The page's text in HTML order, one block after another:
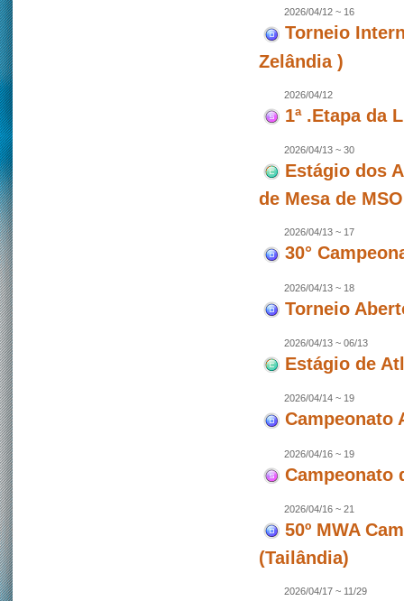
2026/04/12 ~ 16
Torneio
Zelândia )
2026/04/12
1ª .Etapa da
2026/04/13 ~ 30
Estágio dos
de Mesa de
2026/04/13 ~ 17
30°
2026/04/13 ~ 18
Torneio
2026/04/13 ~ 06/13
Estágio de
2026/04/14 ~ 19
Campeonato
2026/04/16 ~ 19
Campeonato
2026/04/16 ~ 21
50º MWA
(Tailândia)
2026/04/17 ~ 11/29